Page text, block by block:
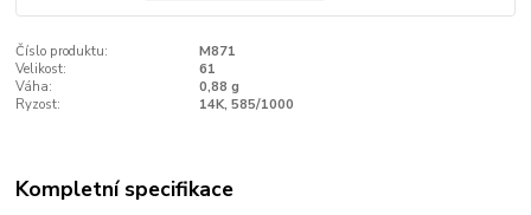
Číslo produktu:
M871
Velikost:
61
Váha:
0,88 g
Ryzost:
14K, 585/1000
Kompletní specifikace